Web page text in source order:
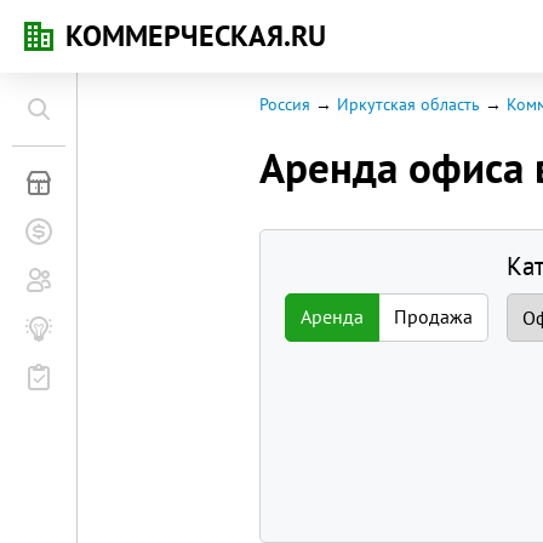
КОММЕРЧЕСКАЯ.RU
Коммерческая недвижимость
Россия Иркутская область
Аренда офиса
Аренда Продажа